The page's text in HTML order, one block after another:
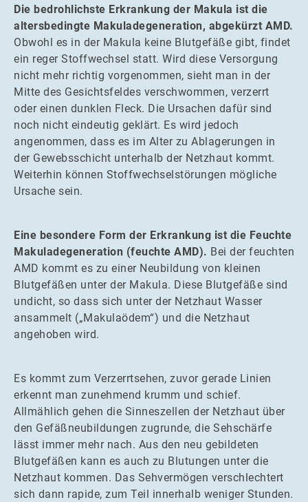
Die bedrohlichste Erkrankung der Makula ist die
altersbedingte Makuladegeneration, abgekürzt AMD.
Obwohl es in der Makula keine Blutgefäße gibt, findet
ein reger Stoffwechsel statt. Wird diese Versorgung
nicht mehr richtig vorgenommen, sieht man in der
Mitte des Gesichtsfeldes verschwommen, verzerrt
oder einen dunklen Fleck. Die Ursachen dafür sind
noch nicht eindeutig geklärt. Es wird jedoch
angenommen, dass es im Alter zu Ablagerungen in
der Gewebsschicht unterhalb der Netzhaut kommt.
Weiterhin können Stoffwechselstörungen mögliche
Ursache sein.
Eine besondere Form der Erkrankung ist die Feuchte
Makuladegeneration (feuchte AMD). Bei der feuchten
AMD kommt es zu einer Neubildung von kleinen
Blutgefäßen unter der Makula. Diese Blutgefäße sind
undicht, so dass sich unter der Netzhaut Wasser
ansammelt („Makulaödem“) und die Netzhaut
angehoben wird.
Es kommt zum Verzerrtsehen, zuvor gerade Linien
erkennt man zunehmend krumm und schief.
Allmählich gehen die Sinneszellen der Netzhaut über
den Gefäßneubildungen zugrunde, die Sehschärfe
lässt immer mehr nach. Aus den neu gebildeten
Blutgefäßen kann es auch zu Blutungen unter die
Netzhaut kommen. Das Sehvermögen verschlechtert
sich dann rapide, zum Teil innerhalb weniger Stunden.